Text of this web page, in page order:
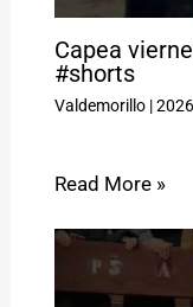
Capea
#shorts
Valdemorillo|2026
Read More »